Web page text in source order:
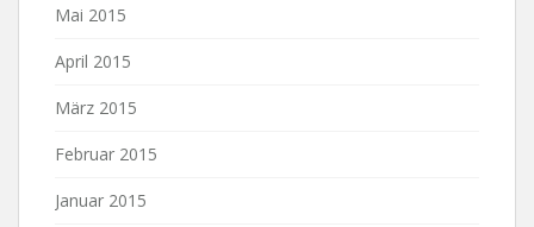
Mai 2015
April 2015
März 2015
Februar 2015
Januar 2015